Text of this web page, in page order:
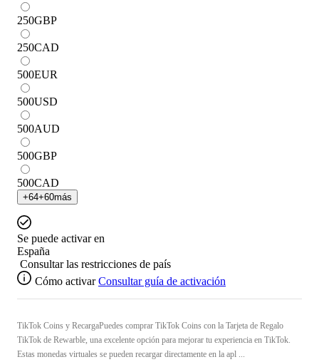
250GBP
250CAD
500EUR
500USD
500AUD
500GBP
500CAD
+64+60más
Se puede activar en
España
Consultar las restricciones de país
Cómo activar Consultar guía de activación
TikTok Coins y RecargaPuedes comprar TikTok Coins con la Tarjeta de Regalo
TikTok de Rewarble, una excelente opción para mejorar tu experiencia en TikTok.
Estas monedas virtuales se pueden recargar directamente en la apl ...